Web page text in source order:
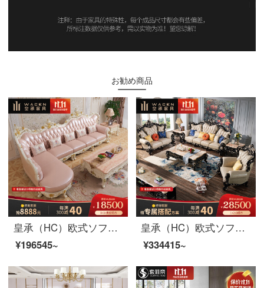
お勧め商品
皇承（HC）欧式ソファー法式宮廷ソファプリンセスピンクのソファー実木ソファ回転角832ソファークラウン彫刻本革ソファセット1+3+左/右貴妃
¥196545~
皇承（HC）欧式ソファアメリカンリビングセット本革の木の彫刻家具セット628シングル+二人+四人セット
¥334415~